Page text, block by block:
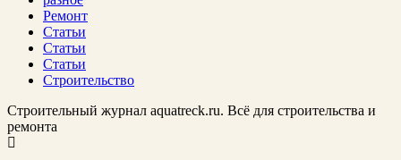
Ремонт
Статьи
Статьи
Статьи
Строительство
Строительный журнал aquatreck.ru. Всё для строительства и
ремонта